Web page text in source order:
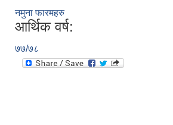
नमुना फारमहरु
आर्थिक वर्ष:
७७/७८